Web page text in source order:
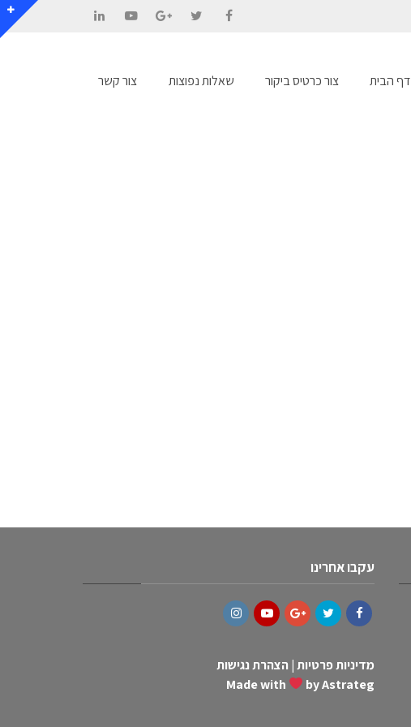
דף הבית צור כרטיס ביקור שאלות נפוצות צור קשר
עקבו אחרינו
מדיניות פרטיות| הצהרת נגישות
Made with
by Astrateg